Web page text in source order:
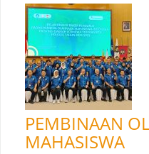
PEMBINAAN
MAHASISWA